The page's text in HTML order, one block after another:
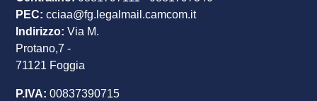
PEC: cciaa@fg.legalmail.camcom.it
Indirizzo: Via M.
Protano,7 -
71121 Foggia
P.IVA: 00837390715